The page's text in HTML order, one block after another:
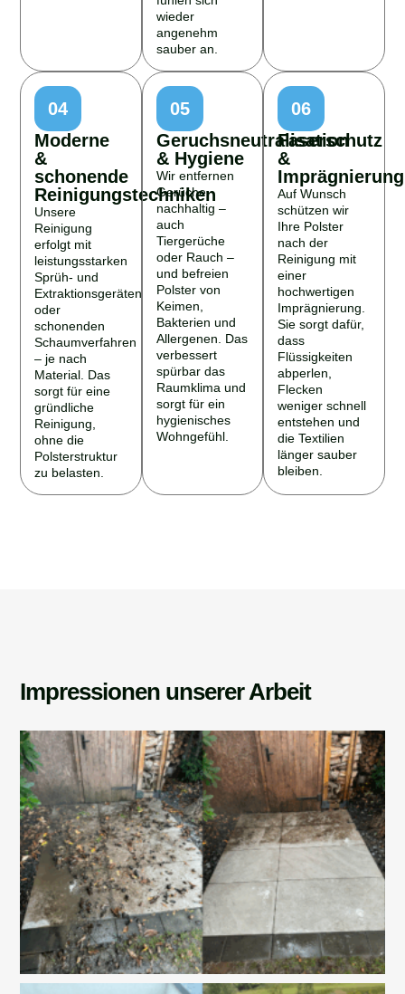
wieder
angenehm
sauber an.
04
Moderne
&
schonende
Reinigungstechniken
Unsere
Reinigung
erfolgt mit
leistungsstarken
Sprüh- und
Extraktionsgeräten
oder
schonenden
Schaumverfahren
– je nach
Material. Das
sorgt für eine
gründliche
Reinigung,
ohne die
Polsterstruktur
zu belasten.
05
Geruchsneutralisation
& Hygiene
Wir entfernen
Gerüche
nachhaltig –
auch
Tiergerüche
oder Rauch –
und befreien
Polster von
Keimen,
Bakterien und
Allergenen. Das
verbessert
spürbar das
Raumklima und
sorgt für ein
hygienisches
Wohngefühl.
06
Faserschutz
&
Imprägnierung
Auf Wunsch
schützen wir
Ihre Polster
nach der
Reinigung mit
einer
hochwertigen
Imprägnierung.
Sie sorgt dafür,
dass
Flüssigkeiten
abperlen,
Flecken
weniger schnell
entstehen und
die Textilien
länger sauber
bleiben.
Impressionen unserer Arbeit